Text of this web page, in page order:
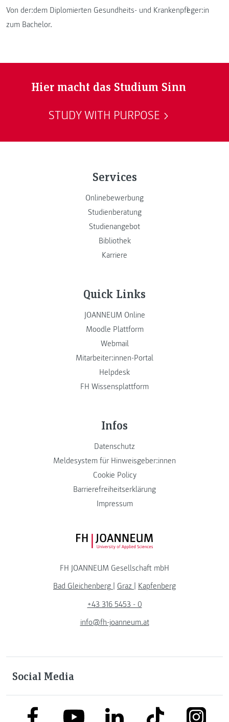
Von der:dem Diplomierten Gesundheits- und Krankenpfleger:in
zum Bachelor.
Hier macht das Studium Sinn
STUDY WITH PURPOSE
Services
Onlinebewerbung
Studienberatung
Studienangebot
Bibliothek
Karriere
Quick Links
JOANNEUM Online
Moodle Plattform
Webmail
Mitarbeiter:innen-Portal
Helpdesk
FH Wissensplattform
Infos
Datenschutz
Meldesystem für Hinweisgeber:innen
Cookie Policy
Barrierefreiheitserklärung
Impressum
FH JOANNEUM Logo
FH JOANNEUM Gesellschaft mbH
Bad Gleichenberg
Graz
Kapfenberg
+43 316 5453 - 0
info@fh-joanneum.at
Social Media
link to facebooklink to youtubelink to linkedinlink to tiktok